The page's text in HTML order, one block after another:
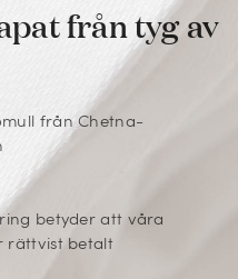
från tyg av
från Chetna-
betyder att våra
rättvist betalt